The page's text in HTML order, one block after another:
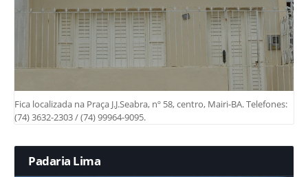
Fica localizada na Praça J.J.Seabra, nº 58, centro, Mairi-BA. Telefones:
(74) 3632-2303 / (74) 99964-9095.
Padaria Lima